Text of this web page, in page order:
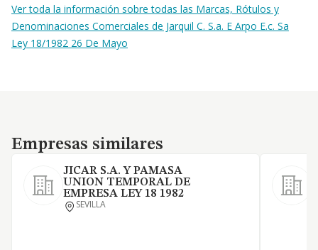
Ver toda la información sobre todas las Marcas, Rótulos y
Denominaciones Comerciales de Jarquil C. S.a. E Arpo E.c. Sa
Ley 18/1982 26 De Mayo
Empresas similares
Empresas similares
JICAR S.A. Y PAMASA
UNION TEMPORAL DE
EMPRESA LEY 18 1982
SEVILLA